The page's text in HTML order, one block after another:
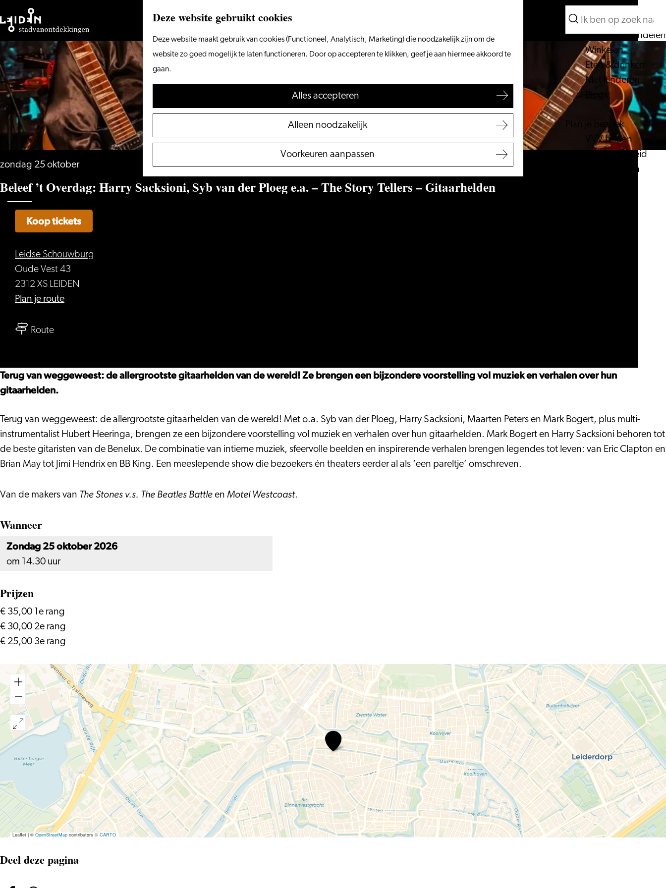
Deze website gebruikt cookies
Deze website maakt gebruik van cookies (Functioneel, Analytisch, Marketing) die noodzakelijk zijn om de
website zo goed mogelijk te laten functioneren. Door op accepteren te klikken, geef je aan hiermee akkoord te
gaan.
Alles accepteren
Alleen noodzakelijk
Voorkeuren aanpassen
Ga
naar
de
homepage
Menu
Zoeken
Wat te doen
Vanaf het water
Fietsen & wandelen
Winkelen
Eten & drinken
Met kinderen
Plan je bezoek
VVV Leiden
Bereikbaarheid
Overnachten
Zoeken
zondag 25 oktober
Beleef ’t Overdag: Harry Sacksioni, Syb van der Ploeg e.a. – The Story Tellers – Gitaarhelden
Leidse Schouwburg
Oude Vest 43
2312 XS LEIDEN
Plan je routenaar
Sacksioni,
der
Ploeg
e.a.
–
Story
Routenaar
Overdag:
Harry
Syb
van
der
Ploeg
–
–
Gitaarhelden
Koop tickets
Terug van weggeweest: de allergrootste gitaarhelden van de wereld! Ze brengen een bijzondere voorstelling vol muziek en verhalen over hun
gitaarhelden.
Terug van weggeweest: de allergrootste gitaarhelden van de wereld! Met o.a. Syb van der Ploeg, Harry Sacksioni, Maarten Peters en Mark Bogert, plus multi-
instrumentalist Hubert Heeringa, brengen ze een bijzondere voorstelling vol muziek en verhalen over hun gitaarhelden. Mark Bogert en Harry Sacksioni behoren tot
de beste gitaristen van de Benelux. De combinatie van intieme muziek, sfeervolle beelden en inspirerende verhalen brengen legendes tot leven: van Eric Clapton en
Brian May tot Jimi Hendrix en BB King. Een meeslepende show die bezoekers én theaters eerder al als ‘een pareltje’ omschreven.
Van de makers van The Stones v.s. The Beatles Battle en Motel Westcoast.
Wanneer
Zondag 25 oktober 2026
om 14.30 uur
Prijzen
€ 35,00 1e rang
€ 30,00 2e rang
€ 25,00 3e rang
Beleef
Overdag:
Harry
Sacksioni,
Syb
van
der
Ploeg
e.a.
–
The
Leaflet|© OpenStreetMap contributors ©CARTO
Deel deze pagina